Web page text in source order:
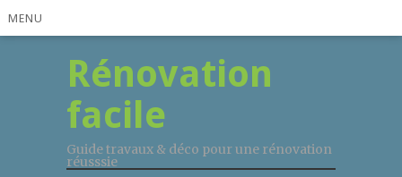
MENU
Rénovation
facile
Guide travaux & déco pour une rénovation
réusssie